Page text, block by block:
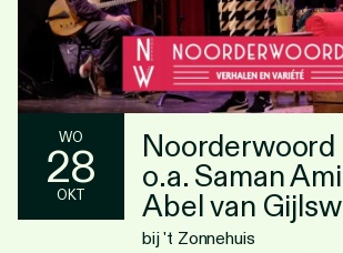
WO
28
OKT
Noorderwoord
o.a. Saman
Abel van
bij 't Zonnehuis